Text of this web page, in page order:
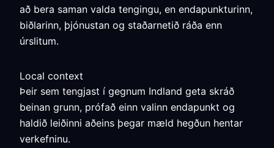
að bera saman valda tengingu, en endapunkturinn,
biðlarinn, þjónustan og staðarnetið ráða enn
úrslitum.
Local context
Þeir sem tengjast í gegnum Indland geta skráð
beinan grunn, prófað einn valinn endapunkt og
haldið leiðinni aðeins þegar mæld hegðun hentar
verkefninu.